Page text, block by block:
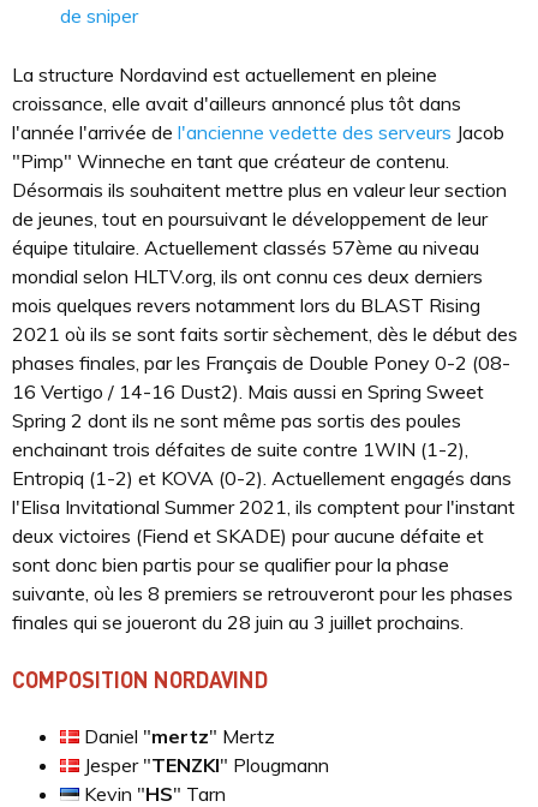
de sniper
La structure Nordavind est actuellement en pleine
croissance, elle avait d'ailleurs annoncé plus tôt dans
l'année l'arrivée de l'ancienne vedette des serveurs Jacob
"Pimp" Winneche en tant que créateur de contenu.
Désormais ils souhaitent mettre plus en valeur leur section
de jeunes, tout en poursuivant le développement de leur
équipe titulaire. Actuellement classés 57ème au niveau
mondial selon HLTV.org, ils ont connu ces deux derniers
mois quelques revers notamment lors du BLAST Rising
2021 où ils se sont faits sortir sèchement, dès le début des
phases finales, par les Français de Double Poney 0-2 (08-
16 Vertigo / 14-16 Dust2). Mais aussi en Spring Sweet
Spring 2 dont ils ne sont même pas sortis des poules
enchainant trois défaites de suite contre 1WIN (1-2),
Entropiq (1-2) et KOVA (0-2). Actuellement engagés dans
l'Elisa Invitational Summer 2021, ils comptent pour l'instant
deux victoires (Fiend et SKADE) pour aucune défaite et
sont donc bien partis pour se qualifier pour la phase
suivante, où les 8 premiers se retrouveront pour les phases
finales qui se joueront du 28 juin au 3 juillet prochains.
COMPOSITION NORDAVIND
Daniel "⁠mertz⁠" Mertz
Jesper "⁠TENZKI⁠" Plougmann
Kevin "⁠HS⁠" Tarn